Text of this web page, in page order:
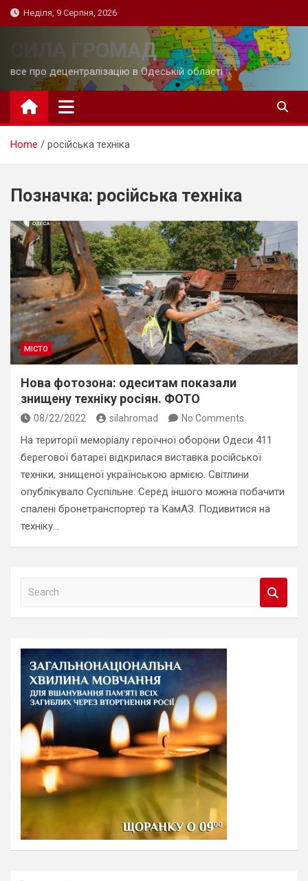
Skip
to
Неділя, 9 Серпня, 2026
СИЛА ГРОМАД
все про децентралізацію в Одеській області
Home російська техніка
Позначка: російська техніка
МІСТО
Нова фотозона: одеситам показали
знищену техніку росіян. ФОТО
08/22/2022 silahromad No Comments
На території меморіалу героїчної оборони Одеси 411
берегової батареї відкрилася виставка російської
техніки, знищеної українською армією. Світлини
опублікувало Суспільне. Серед іншого можна побачити
спалені бронетранспортер та КамАЗ. Подивитися на
техніку…
a